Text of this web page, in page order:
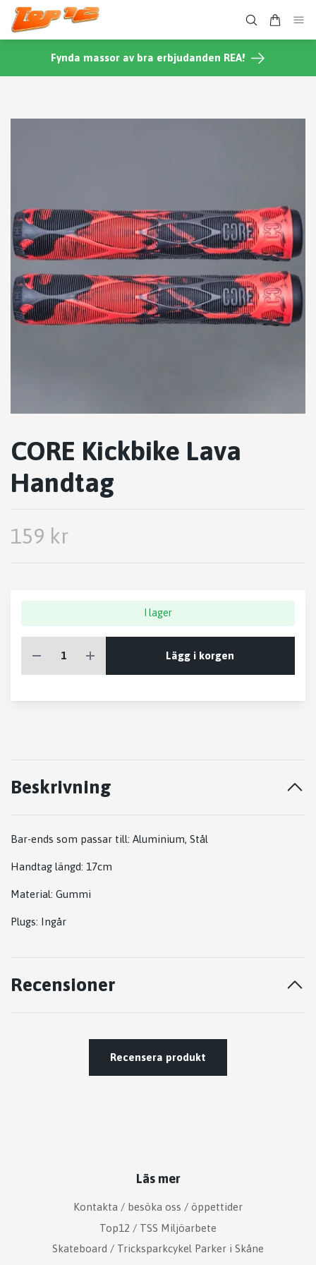
Fynda massor av bra erbjudanden REA!
CORE Kickbike Lava
Handtag
159 kr
I lager
Lägg i korgen
Beskrivning
Bar-ends som passar till: Aluminium, Stål
Handtag längd: 17cm
Material: Gummi
Plugs: Ingår
Recensioner
Recensera produkt
Läs mer
Kontakta / besöka oss / öppettider
Top12 / TSS Miljöarbete
Skateboard / Tricksparkcykel Parker i Skåne